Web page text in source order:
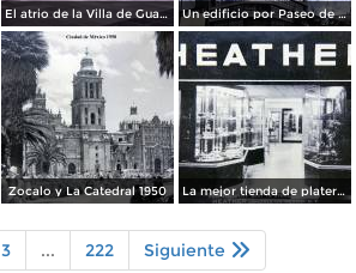
El atrio de la Villa de Guadalupe 1950. Un edificio por Paseo de La Reforma 1950
Zocalo y La Catedral 1950 La mejor tienda de plateria.
3 ... 222 Siguiente